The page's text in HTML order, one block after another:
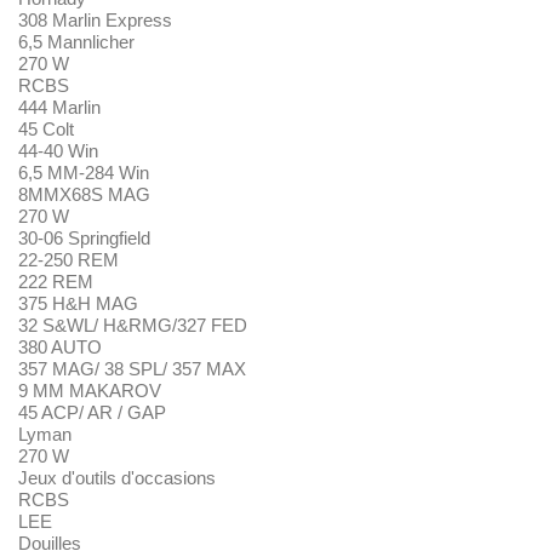
308 Marlin Express
6,5 Mannlicher
270 W
RCBS
444 Marlin
45 Colt
44-40 Win
6,5 MM-284 Win
8MMX68S MAG
270 W
30-06 Springfield
22-250 REM
222 REM
375 H&H MAG
32 S&WL/ H&RMG/327 FED
380 AUTO
357 MAG/ 38 SPL/ 357 MAX
9 MM MAKAROV
45 ACP/ AR / GAP
Lyman
270 W
Jeux d'outils d'occasions
RCBS
LEE
Douilles